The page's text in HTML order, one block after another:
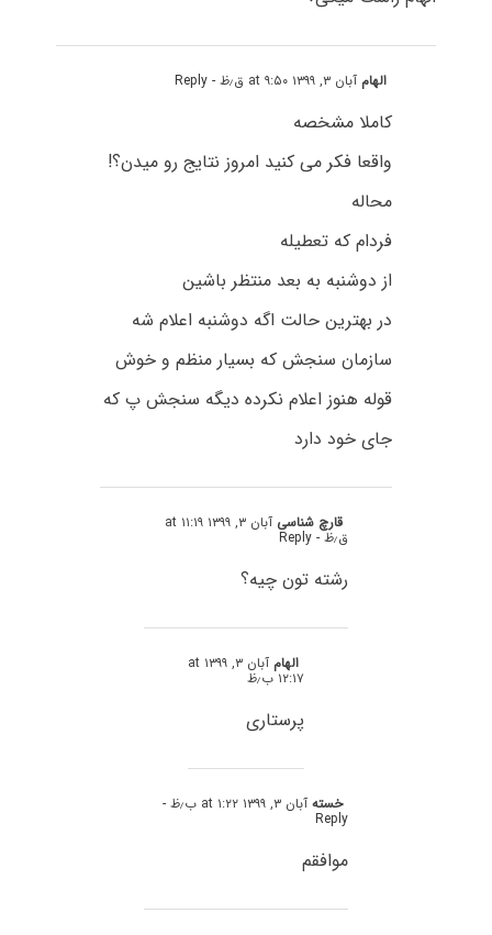
الهام آبان ۳, ۱۳۹۹ at ۹:۵۰ ق٫ظ - Reply
کاملا مشخصه
واقعا فکر می کنید امروز نتایج رو میدن؟!
محاله
فردام که تعطیله
از دوشنبه به بعد منتظر باشین
در بهترین حالت اگه دوشنبه اعلام شه
سازمان سنجش که بسیار منظم و خوش
قوله هنوز اعلام نکرده دیگه سنجش پ که
جای خود دارد
قارچ شناسی آبان ۳, ۱۳۹۹ at ۱۱:۱۹
ق٫ظ - Reply
رشته تون چیه؟
الهام آبان ۳, ۱۳۹۹ at
۱۲:۱۷ ب٫ظ
پرستاری
خستهآبان ۳, ۱۳۹۹ at ۱:۲۲ ب٫ظ -
Reply
موافقم